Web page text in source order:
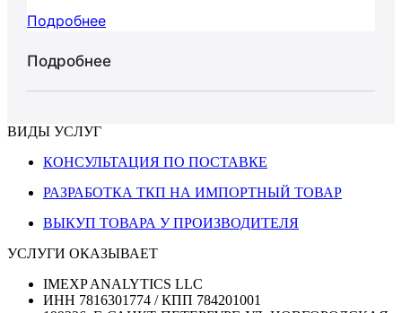
Подробнее
Подробнее
ВИДЫ УСЛУГ
КОНСУЛЬТАЦИЯ ПО ПОСТАВКЕ
РАЗРАБОТКА ТКП НА ИМПОРТНЫЙ ТОВАР
ВЫКУП ТОВАРА У ПРОИЗВОДИТЕЛЯ
УСЛУГИ ОКАЗЫВАЕТ
IMEXP ANALYTICS LLC
ИНН 7816301774 / КПП 784201001